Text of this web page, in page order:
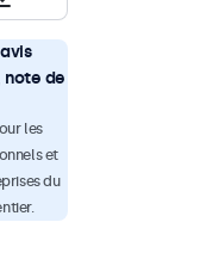
note de
les
et
du